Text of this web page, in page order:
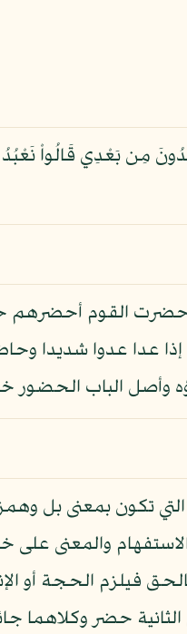
مِن بَعْدِي قَالُواْ
حضرت القوم أحضرهم
عدا عدوا شديدا
وأصل الباب الحضور
تكون بمعنى بل
والمعنى على
فيلزم الحجة أو
الثانية حضر